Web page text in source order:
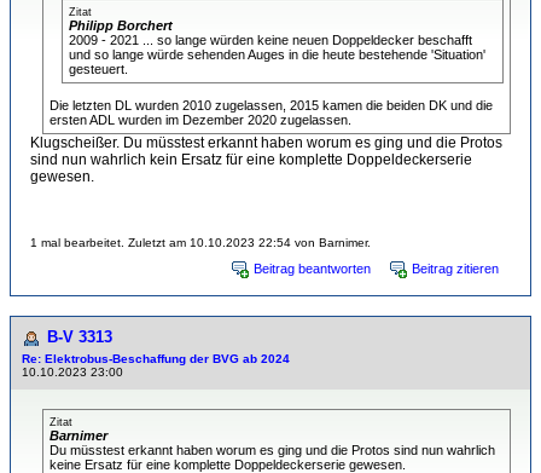
Zitat
Philipp Borchert
2009 - 2021 ... so lange würden keine neuen Doppeldecker beschafft
und so lange würde sehenden Auges in die heute bestehende 'Situation'
gesteuert.
Die letzten DL wurden 2010 zugelassen, 2015 kamen die beiden DK und die
ersten ADL wurden im Dezember 2020 zugelassen.
Klugscheißer. Du müsstest erkannt haben worum es ging und die Protos
sind nun wahrlich kein Ersatz für eine komplette Doppeldeckerserie
gewesen.
1 mal bearbeitet. Zuletzt am 10.10.2023 22:54 von Barnimer.
Beitrag beantworten Beitrag zitieren
B-V 3313
Re: Elektrobus-Beschaffung der BVG ab 2024
10.10.2023 23:00
Zitat
Barnimer
Du müsstest erkannt haben worum es ging und die Protos sind nun wahrlich
keine Ersatz für eine komplette Doppeldeckerserie gewesen.